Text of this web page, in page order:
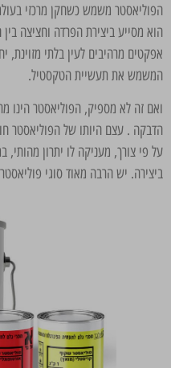
הפוליאסטר משמש כשחקן מרכזי
הוא מסייע ביצירת הפרדה וחציצה
אפקטים מרהיבים לעין בלתי מזוינת,
המשמש את תעשיית הטקסטיל.
ואם זה לא מספיק, הפוליאסטר הינו
הדבקה . עצם היותו של הפוליאסטר
על פי צורך, מעניקה לו יתרון מהותי,
ביצירה. יש הרבה מאוד סוגי